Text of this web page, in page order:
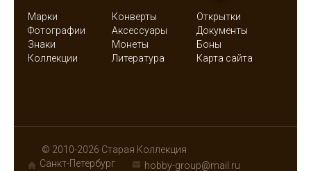
Марки Конверты
Открытки
Фотографии
Аксессуары
Документы
Знаки
Монеты
Боны
Коллекции
Литература Карта сайта
© 2010-2026 Старая Коллекция
Санкт-Петербург
hobby-group@mail.ru